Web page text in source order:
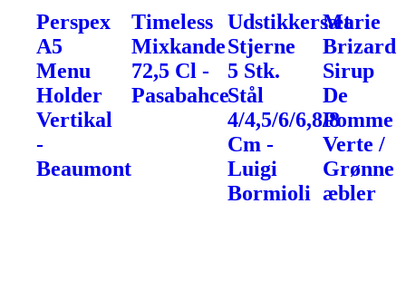
Perspex
A5
Menu
Holder
Vertikal
-
Beaumont
Timeless
Mixkande
72,5 Cl -
Pasabahce
Udstikkersæt
Stjerne
5 Stk.
Stål
4/4,5/6/6,8/8
Cm -
Luigi
Bormioli
Marie
Brizard
Sirup
De
Pomme
Verte /
Grønne
æbler